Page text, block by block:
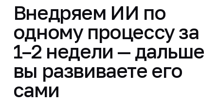
Внедряем ИИ по
одному процессу за
1–2 недели — дальше
вы развиваете его
сами